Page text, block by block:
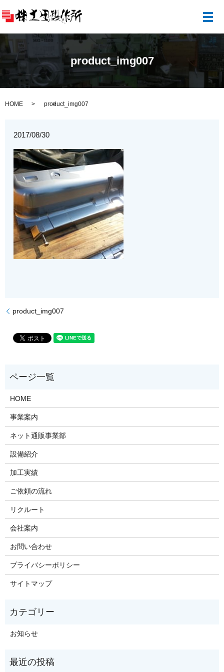
メ
product_img007
HOME product_img007
2017/08/30
product_img007
HOME
事業案内
ネット通販事業部
設備紹介
加工実績
ご依頼の流れ
リクルート
会社案内
お問い合わせ
プライバシーポリシー
サイトマップ
お知らせ